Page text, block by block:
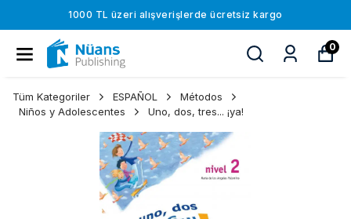
1000 TL üzeri alışverişlerde ücretsiz kargo
0
Tüm Kategoriler ESPAÑOL
Métodos
Niños y Adolescentes
Uno, dos, tres... ¡ya!